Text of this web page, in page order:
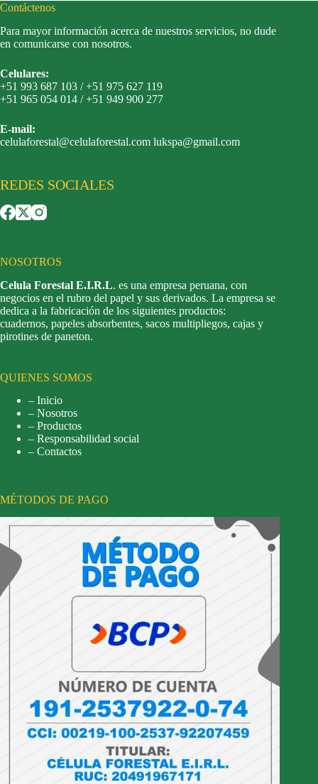
Contáctenos
Para mayor información acerca de nuestros servicios, no dude
en comunicarse con nosotros.
Celulares:
+51 993 687 103 / +51 975 627 119
+51 965 054 014 / +51 949 900 277
E-mail:
celulaforestal@celulaforestal.com lukspa@gmail.com
REDES SOCIALES
NOSOTROS
Celula Forestal E.I.R.L. es una empresa peruana, con
negocios en el rubro del papel y sus derivados. La empresa se
dedica a la fabricación de los siguientes productos:
cuadernos, papeles absorbentes, sacos multipliegos, cajas y
pirotines de paneton.
QUIENES SOMOS
– Inicio
– Nosotros
– Productos
– Responsabilidad social
– Contactos
MÉTODOS DE PAGO